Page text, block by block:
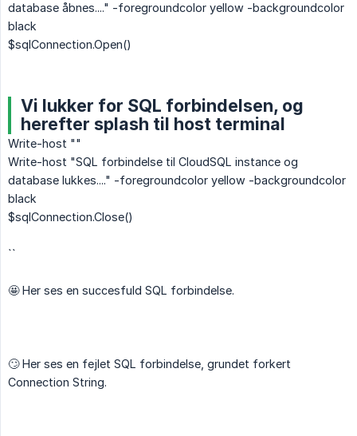
database åbnes...." -foregroundcolor yellow -backgroundcolor
black
$sqlConnection.Open()
Vi lukker for SQL forbindelsen, og
herefter splash til host terminal
Write-host ""
Write-host "SQL forbindelse til CloudSQL instance og
database lukkes...." -foregroundcolor yellow -backgroundcolor
black
$sqlConnection.Close()
``
🤩 Her ses en succesfuld SQL forbindelse.
🙄 Her ses en fejlet SQL forbindelse, grundet forkert
Connection String.